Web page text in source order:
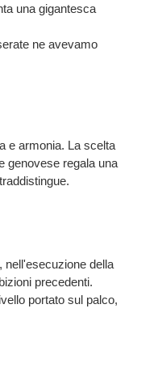
una gigantesca
ne avevamo
e armonia. La scelta
genovese regala una
nell'esecuzione della
precedenti.
portato sul palco,